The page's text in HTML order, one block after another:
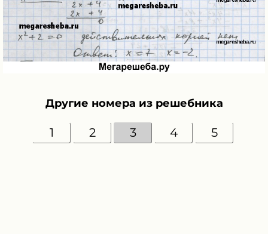
Другие номера из решебника
1 2 3 4 5